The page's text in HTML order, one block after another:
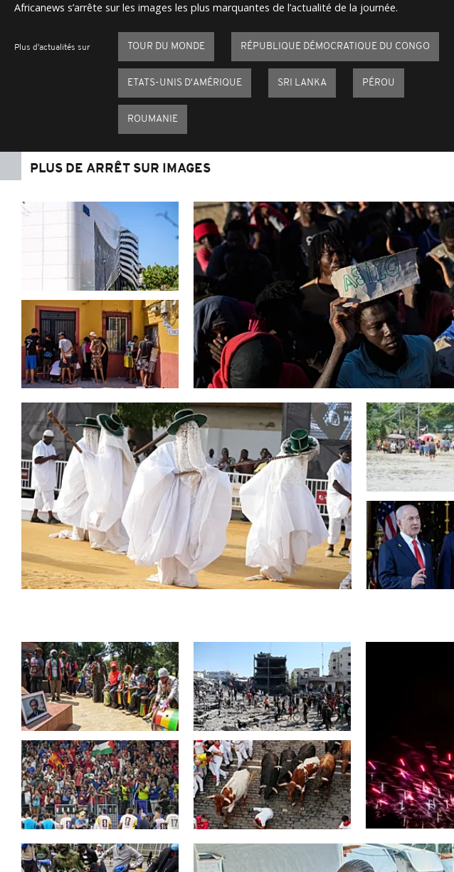
Africanews s’arrête sur les images les plus marquantes de l’actualité de la journée.
Plus d'actualités sur TOUR DU MONDE RÉPUBLIQUE DÉMOCRATIQUE DU CONGO
ETATS-UNIS D'AMÉRIQUE SRI LANKA PÉROU
ROUMANIE
PLUS DE ARRÊT SUR IMAGES